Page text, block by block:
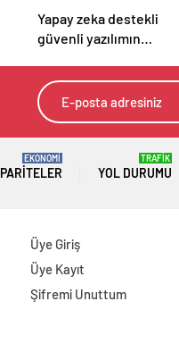
Yapay zeka destekli
güvenli yazılımın
İstanbul’da
tartışılacak
PARITELER
EKONOMİ
YOL DURUMU
TRAFİK
Üye Giriş
Üye Kayıt
Şifremi Unuttum